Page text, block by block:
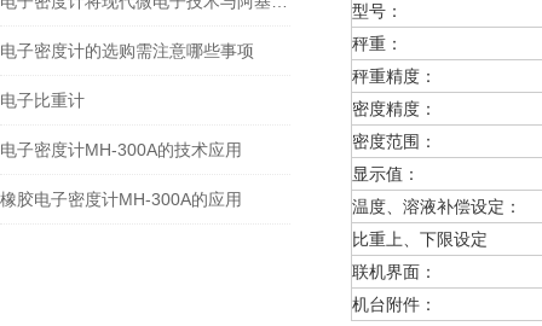
电子密度计的选购需注意哪些事项
电子比重计
电子密度计MH-300A的技术应用
橡胶电子密度计MH-300A的应用
型号：
秤重：
秤重精度：
密度精度：
密度范围：
显示值：
温度、溶液补偿设定：
比重上、下限设定
联机界面：
机台附件：